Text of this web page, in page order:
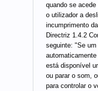
quando se
o utilizador a
incumprimento
Directriz 1.4.2
seguinte: "Se
está disponível
ou parar o som,
para controlar o